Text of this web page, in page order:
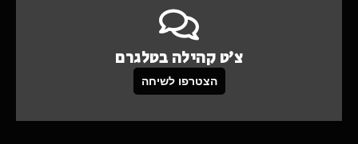
צ'ט קהילה בטלגרם
הצטרפו לשיחה